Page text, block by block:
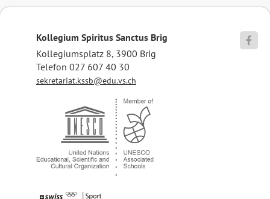
Kollegium Spiritus Sanctus Brig
Kollegiumsplatz 8, 3900 Brig
Telefon 027 607 40 30
sekretariat.kssb@edu.vs.ch
